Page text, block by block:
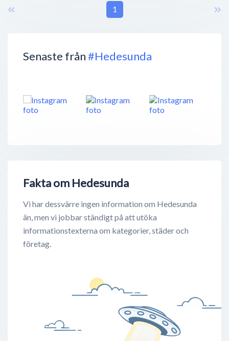
Senaste från#Hedesunda
Fakta om Hedesunda
Vi har dessvärre ingen information om Hedesunda
än, men vi jobbar ständigt på att utöka
informationstexterna om kategorier, städer och
företag.
1